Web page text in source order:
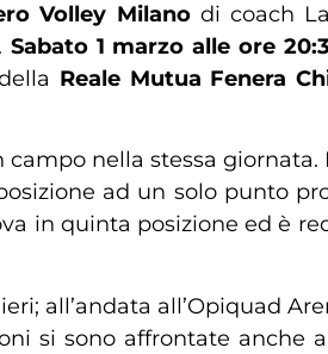
Volley Milanodi coach
Sabato 1 marzo alle ore
Reale Mutua Fenera
nella stessa giornata.
ad un solo punto
in quinta posizione ed è
all’andata all’Opiquad
si sono affrontate anche